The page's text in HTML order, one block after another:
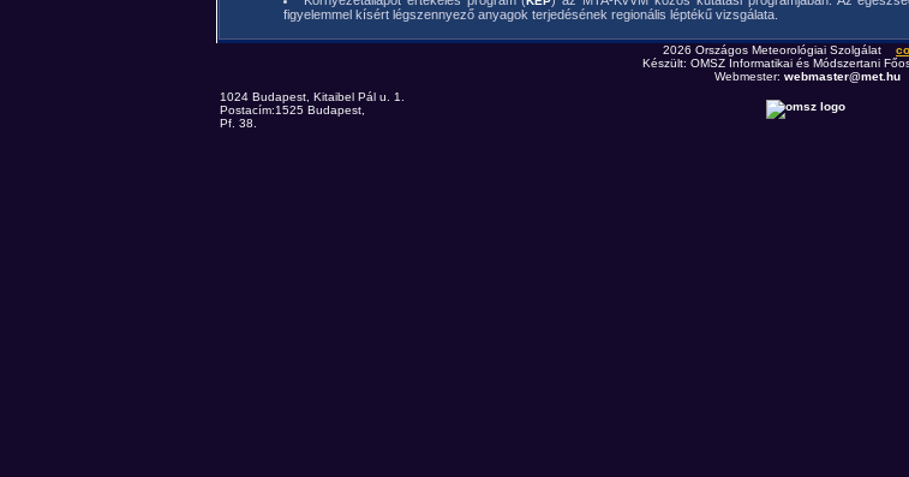
figyelemmel kísért légszennyező anyagok terjedésének regionális léptékű vizsgálata.
2026 Országos Meteorológiai Szolgálat
Készült: OMSZ Informatikai és Módszertani
Webmester: webmaster@met.hu
1024 Budapest, Kitaibel Pál u. 1.
Postacím:1525 Budapest,
Pf. 38.